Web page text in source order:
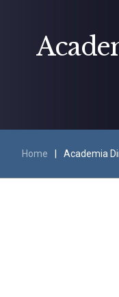
Home Academia